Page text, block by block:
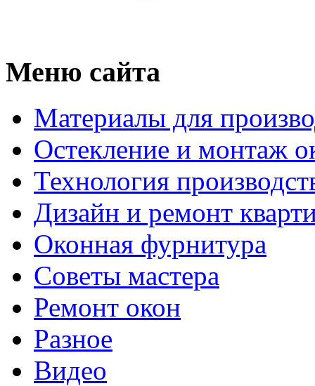
Меню сайта
Материалы для
Остекление и монтаж
Технология
Дизайн и ремонт
Оконная фурнитура
Советы мастера
Ремонт окон
Разное
Видео